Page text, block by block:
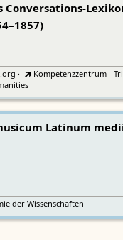
Conversations-
·
Kompetenzzentrum -
Latinum
der Wissenschaften